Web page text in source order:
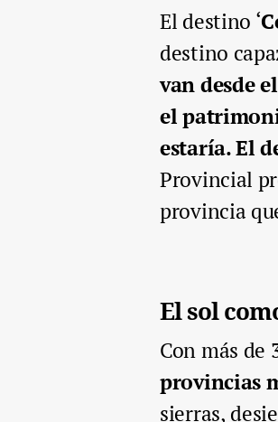
El destino ‘
destino
van desde
el
estaría. El
Provincial
provincia
El sol
Con más de
provincias
sierras,